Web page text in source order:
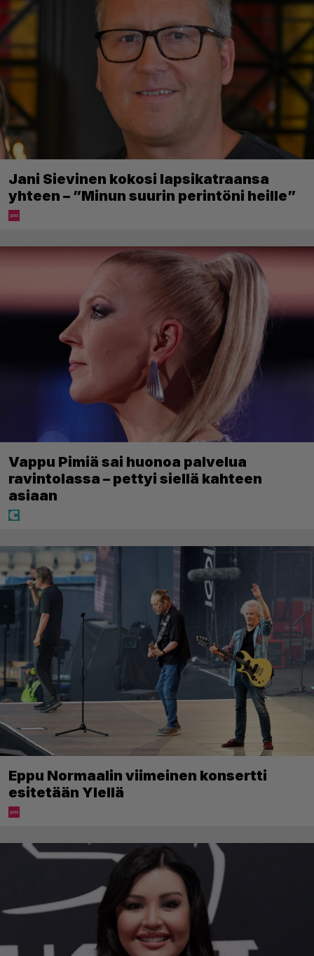
Jani Sievinen kokosi lapsikatraansa
yhteen – ”Minun suurin perintöni heille”
Vappu Pimiä sai huonoa palvelua
ravintolassa – pettyi siellä kahteen
asiaan
Eppu Normaalin viimeinen konsertti
esitetään Ylellä